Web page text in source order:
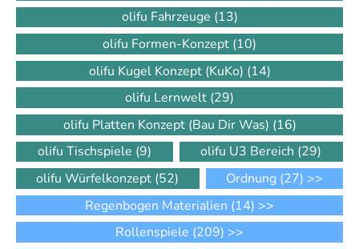
olifu Fahrzeuge (13)
olifu Formen-Konzept (10)
olifu Kugel Konzept (KuKo) (14)
olifu Lernwelt (29)
olifu Platten Konzept (Bau Dir Was) (16)
olifu Tischspiele (9) olifu U3 Bereich (29)
olifu Würfelkonzept (52) Ordnung (27) >>
Regenbogen Materialien (14) >>
Rollenspiele (209) >>